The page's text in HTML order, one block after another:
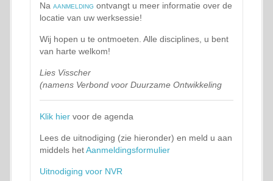
Na aanmelding ontvangt u meer informatie over de
locatie van uw werksessie!
Wij hopen u te ontmoeten. Alle disciplines, u bent
van harte welkom!
Lies Visscher
(namens Verbond voor Duurzame Ontwikkeling
Klik hier voor de agenda
Lees de uitnodiging (zie hieronder) en meld u aan
middels hetAanmeldingsformulier
Uitnodiging voor NVR